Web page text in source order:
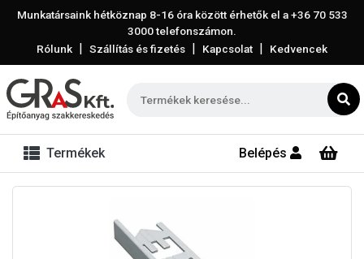
Munkatársaink hétköznap 8-16 óra között érhetők el a+36 70 533
3000telefonszámon.
Rólunk | Szállítás és fizetés | Kapcsolat | Kedvencek
Termékek Belépés